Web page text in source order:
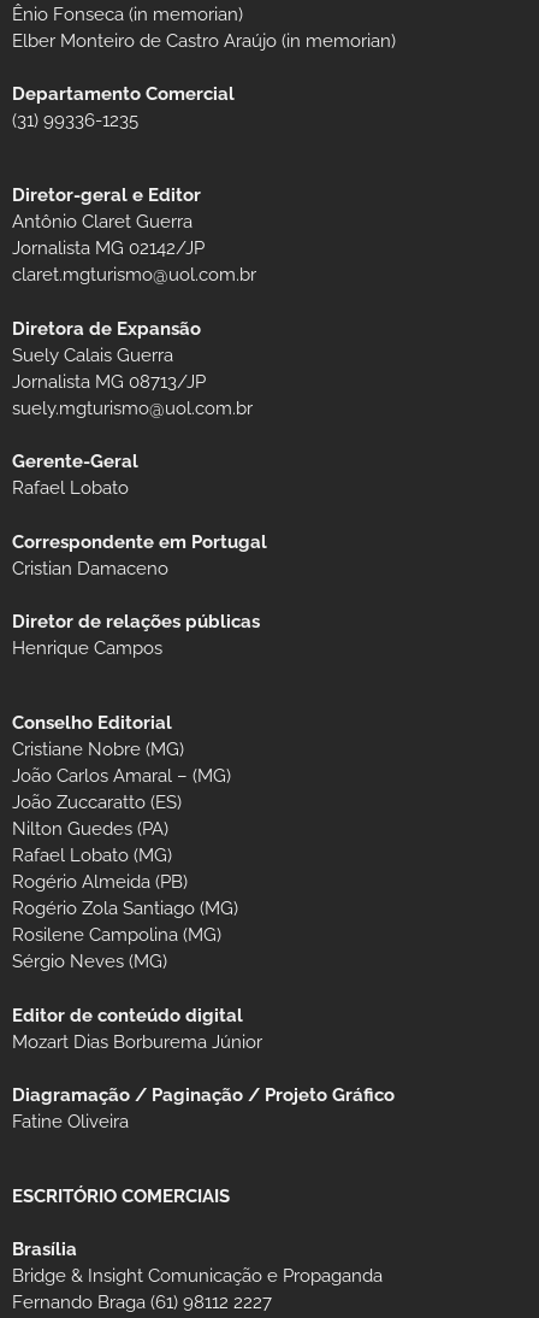
Ênio Fonseca (in memorian)
Elber Monteiro de Castro Araújo (in memorian)
Departamento Comercial
(31) 99336-1235
Diretor-geral e Editor
Antônio Claret Guerra
Jornalista MG 02142/JP
claret.mgturismo@uol.com.br
Diretora de Expansão
Suely Calais Guerra
Jornalista MG 08713/JP
suely.mgturismo@uol.com.br
Gerente-Geral
Rafael Lobato
Correspondente em Portugal
Cristian Damaceno
Diretor de relações públicas
Henrique Campos
Conselho Editorial
Cristiane Nobre (MG)
João Carlos Amaral – (MG)
João Zuccaratto (ES)
Nilton Guedes (PA)
Rafael Lobato (MG)
Rogério Almeida (PB)
Rogério Zola Santiago (MG)
Rosilene Campolina (MG)
Sérgio Neves (MG)
Editor de conteúdo digital
Mozart Dias Borburema Júnior
Diagramação / Paginação / Projeto Gráfico
Fatine Oliveira
ESCRITÓRIO COMERCIAIS
Brasília
Bridge & Insight Comunicação e Propaganda
Fernando Braga (61) 98112 2227